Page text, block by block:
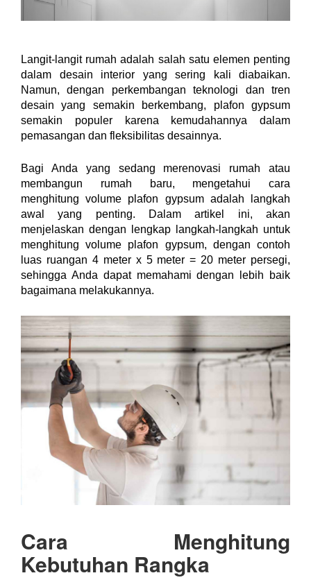
Langit-langit rumah adalah salah satu elemen penting
dalam desain interior yang sering kali diabaikan.
Namun, dengan perkembangan teknologi dan tren
desain yang semakin berkembang, plafon gypsum
semakin populer karena kemudahannya dalam
pemasangan dan fleksibilitas desainnya.
Bagi Anda yang sedang merenovasi rumah atau
membangun rumah baru, mengetahui cara
menghitung volume plafon gypsum adalah langkah
awal yang penting. Dalam artikel ini, akan
menjelaskan dengan lengkap langkah-langkah untuk
menghitung volume plafon gypsum, dengan contoh
luas ruangan 4 meter x 5 meter = 20 meter persegi,
sehingga Anda dapat memahami dengan lebih baik
bagaimana melakukannya.
Cara Menghitung
Kebutuhan Rangka